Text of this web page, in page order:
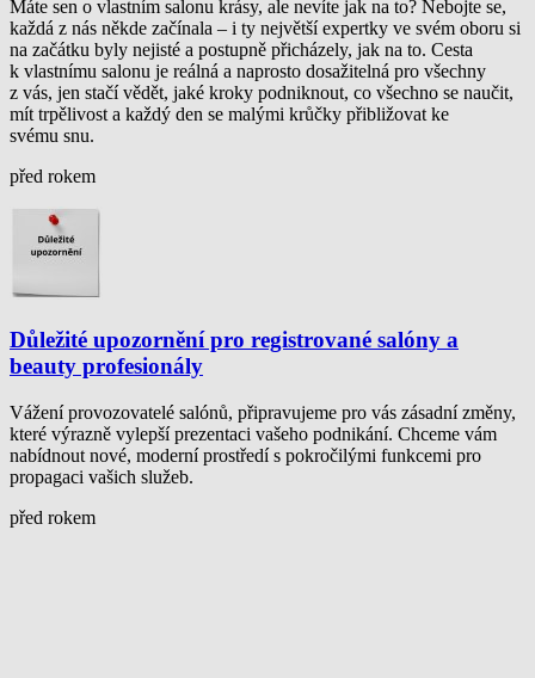
Máte sen o vlastním salonu krásy, ale nevíte jak na to? Nebojte se,
každá z nás někde začínala – i ty největší expertky ve svém oboru si
na začátku byly nejisté a postupně přicházely, jak na to. Cesta
k vlastnímu salonu je reálná a naprosto dosažitelná pro všechny
z vás, jen stačí vědět, jaké kroky podniknout, co všechno se naučit,
mít trpělivost a každý den se malými krůčky přibližovat ke
svému snu.
před rokem
Důležité upozornění pro registrované salóny a
beauty profesionály
Vážení provozovatelé salónů, připravujeme pro vás zásadní změny,
které výrazně vylepší prezentaci vašeho podnikání. Chceme vám
nabídnout nové, moderní prostředí s pokročilými funkcemi pro
propagaci vašich služeb.
před rokem